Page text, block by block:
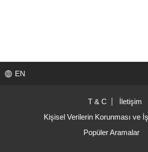
EN
T & C
İletişim
Kişisel Verilerin Korunması ve
Popüler Aramalar